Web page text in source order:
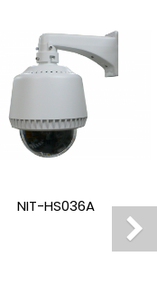
NIT-HS036A